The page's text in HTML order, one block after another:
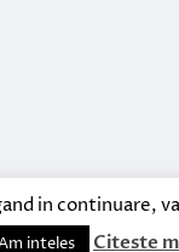
in continuare,
inteles Citeste